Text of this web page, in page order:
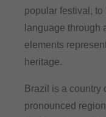
popular festival,
language through
elements
heritage.
Brazil is a country
pronounced